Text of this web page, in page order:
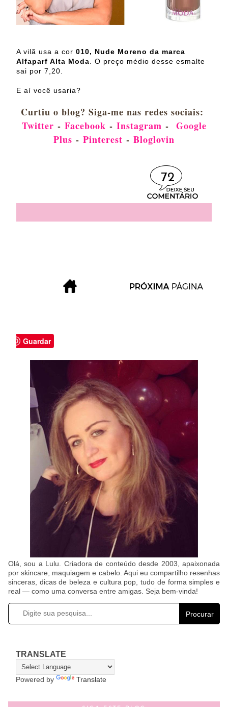
A vilã usa a cor 010, Nude Moreno da marca
Alfaparf Alta Moda . O preço médio desse esmalte
sai por 7,20.
E aí você usaria?
Curtiu o blog? Siga-me nas redes sociais:
Twitter - Facebook - Instagram - Google
Plus - Pinterest - Bloglovin
72
Guardar
Olá, sou a Lulu. Criadora de conteúdo desde 2003, apaixonada
por skincare, maquiagem e cabelo. Aqui eu compartilho resenhas
sinceras, dicas de beleza e cultura pop, tudo de forma simples e
real — como uma conversa entre amigas. Seja bem-vinda!
Procurar
TRANSLATE
Powered by Translate